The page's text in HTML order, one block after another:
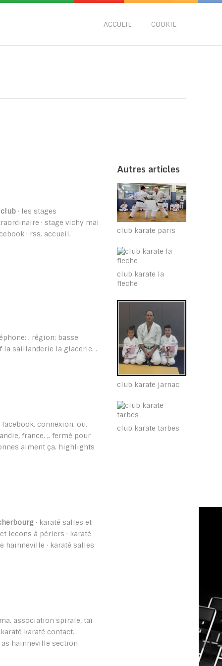
ACCUEIL COOKIE
club · les stages
· stage vichy mai
· rss. accueil.
. région: basse
la saillanderie la glacerie. .
connexion. ou.
france. ,. fermé pour
aiment ça. highlights
· karaté salles et
lecons à périers · karaté
hainneville · karaté salles
association spirale, taï
karaté contact.
hainneville section
Autres articles
club karate paris
club karate la
fleche
club karate jarnac
club karate tarbes